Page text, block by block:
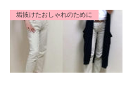
垢抜けたおしゃれのために